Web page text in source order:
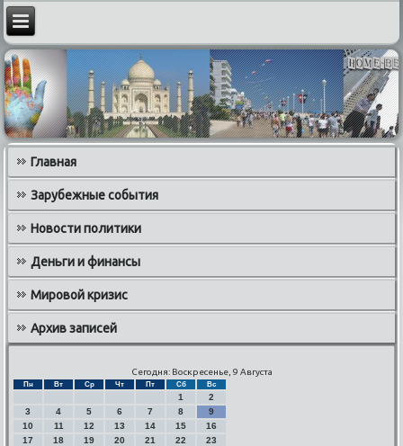
Главная
Зарубежные события
Новости политики
Деньги и финансы
Мировой кризис
Архив записей
Сегодня: Воскресенье, 9 Августа
Пн Вт Ср Чт Пт Сб Вс
1
2
3
4 5 6 7 8
9
10
11 12 13 14 15
16
17
18 19 20 21 22
23